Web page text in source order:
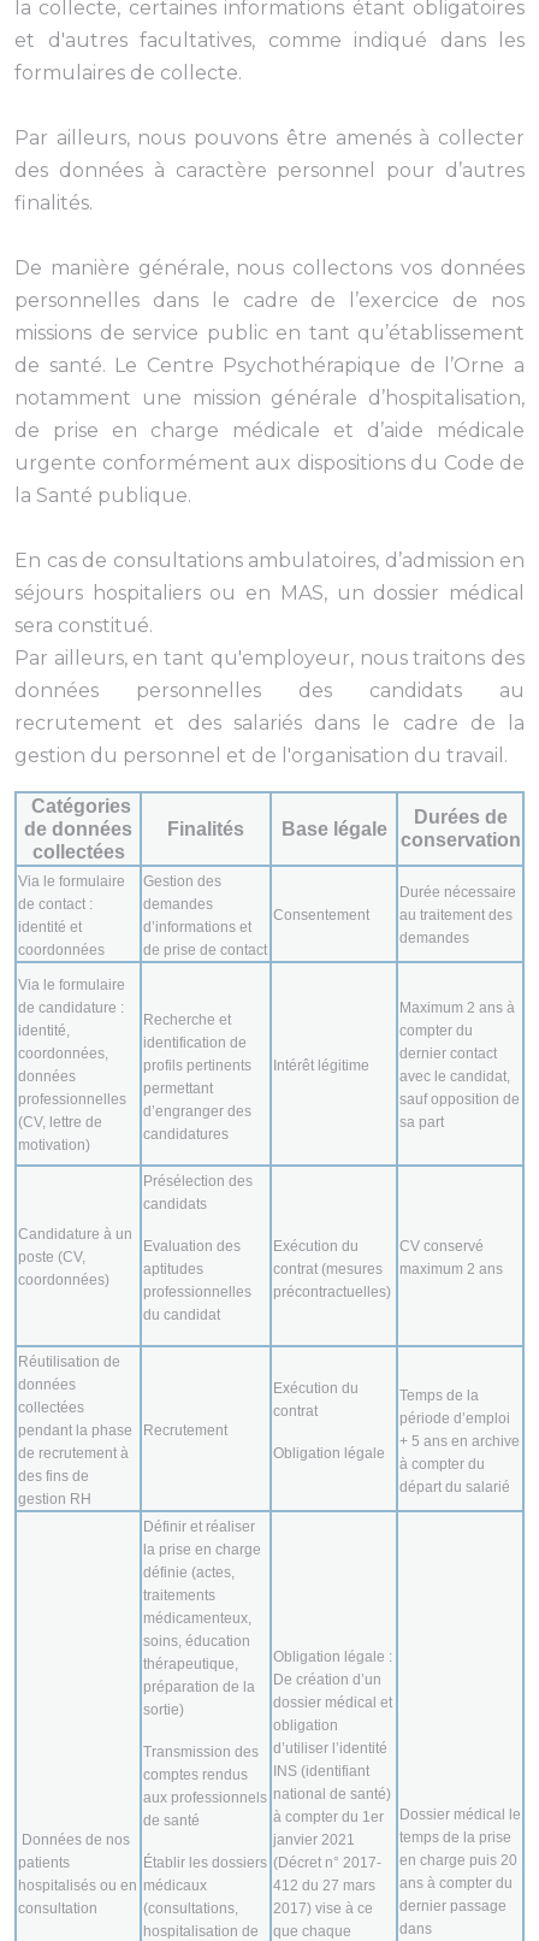
la collecte, certaines informations étant obligatoires
et d'autres facultatives, comme indiqué dans les
formulaires de collecte.
Par ailleurs, nous pouvons être amenés à collecter
des données à caractère personnel pour d’autres
finalités.
De manière générale, nous collectons vos données
personnelles dans le cadre de l’exercice de nos
missions de service public en tant qu’établissement
de santé. Le Centre Psychothérapique de l’Orne a
notamment une mission générale d’hospitalisation,
de prise en charge médicale et d’aide médicale
urgente conformément aux dispositions du Code de
la Santé publique.
En cas de consultations ambulatoires, d’admission en
séjours hospitaliers ou en MAS, un dossier médical
sera constitué.
Par ailleurs, en tant qu'employeur, nous traitons des
données personnelles des candidats au
recrutement et des salariés dans le cadre de la
gestion du personnel et de l'organisation du travail.
Catégories
de données
collectées
Finalités Base légale
Durées de
conservation
Via le formulaire
de contact :
identité et
coordonnées
Gestion des
demandes
d’informations et
de prise de contact
Consentement
Durée nécessaire
au traitement des
demandes
Via le formulaire
de candidature :
identité,
coordonnées,
données
professionnelles
(CV, lettre de
motivation)
Recherche et
identification de
profils pertinents
permettant
d’engranger des
candidatures
Intérêt légitime
Maximum 2 ans à
compter du
dernier contact
avec le candidat,
sauf opposition de
sa part
Candidature à un
poste (CV,
coordonnées)
Présélection des
candidats
Evaluation des
aptitudes
professionnelles
du candidat
Exécution du
contrat (mesures
précontractuelles)
CV conservé
maximum 2 ans
Réutilisation de
données
collectées
pendant la phase
de recrutement à
des fins de
gestion RH
Recrutement
Exécution du
contrat
Obligation légale
Temps de la
période d’emploi
+ 5 ans en archive
à compter du
départ du salarié
Données de nos
patients
hospitalisés ou en
consultation
Définir et réaliser
la prise en charge
définie (actes,
traitements
médicamenteux,
soins, éducation
thérapeutique,
préparation de la
sortie)
Transmission des
comptes rendus
aux professionnels
de santé
Établir les dossiers
médicaux
(consultations,
hospitalisation de
Obligation légale :
De création d’un
dossier médical et
obligation
d’utiliser l’identité
INS (identifiant
national de santé)
à compter du 1er
janvier 2021
(Décret n° 2017-
412 du 27 mars
2017) vise à ce
que chaque
Dossier médical le
temps de la prise
en charge puis 20
ans à compter du
dernier passage
dans